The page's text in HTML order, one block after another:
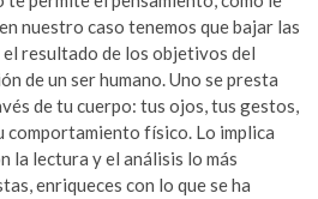
nuestro caso tenemos que bajar las
resultado de los objetivos del
de un ser humano. Uno se presta
de tu cuerpo: tus ojos, tus gestos,
comportamiento físico. Lo implica
la lectura y el análisis lo más
enriqueces con lo que se ha